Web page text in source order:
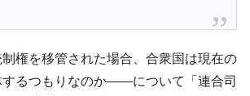
権を移管された場合、合衆国は現在の
するつもりなのか――について「連合司